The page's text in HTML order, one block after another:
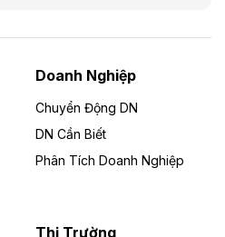
73,49 km, tổng mức đầu
chủ trương đầu tư Dự
nông thôn vốn 563 tỷ
chủ trương đầu tư Dự
Doanh Nghiệp
Chuyển Động DN
DN Cần Biết
Phân Tích Doanh Nghiệp
Thị Trường